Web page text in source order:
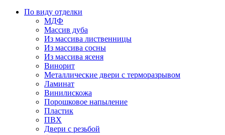
По виду отделки
МДФ
Массив дуба
Из массива лиственницы
Из массива сосны
Из массива ясеня
Винорит
Металлические двери с терморазрывом
Ламинат
Винилискожа
Порошковое напыление
Пластик
ПВХ
Двери с резьбой